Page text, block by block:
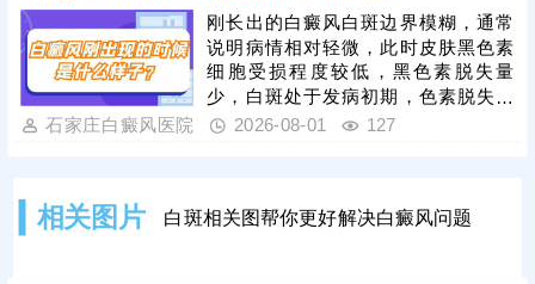
做检查，分析白斑是什么，了解白斑
病情。诊断清楚再遵医嘱对症用药，
祛白效果更有保障。
刚长出的白癜风白斑边界模糊，通常
说明病情相对轻微，此时皮肤黑色素
细胞受损程度较低，黑色素脱失量
少，白斑处于发病初期，色素脱失尚
未完全固化，是治疗的黄金阶段。但
响，黑色素细胞损伤会持续加重，白
石家庄白癜风医院 2026-08-01 127
相关图片 白斑相关图帮你更好解决白癜风问题